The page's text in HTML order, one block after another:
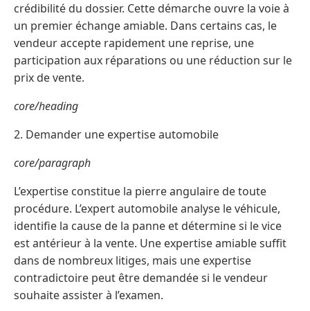
crédibilité du dossier. Cette démarche ouvre la voie à
un premier échange amiable. Dans certains cas, le
vendeur accepte rapidement une reprise, une
participation aux réparations ou une réduction sur le
prix de vente.
core/heading
2. Demander une expertise automobile
core/paragraph
L’expertise constitue la pierre angulaire de toute
procédure. L’expert automobile analyse le véhicule,
identifie la cause de la panne et détermine si le vice
est antérieur à la vente. Une expertise amiable suffit
dans de nombreux litiges, mais une expertise
contradictoire peut être demandée si le vendeur
souhaite assister à l’examen.